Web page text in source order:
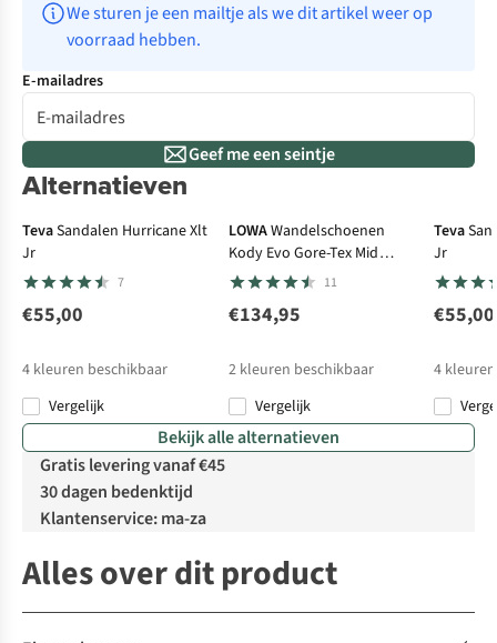
We sturen je een mailtje als we dit artikel weer op
voorraad hebben.
E-mailadres
Geef me een seintje
Alternatieven
TevaSandalen Hurricane Xlt
Jr
7
€55,00
4 kleuren beschikbaar
Vergelijk
LOWAWandelschoenen
Kody Evo Gore-Tex Mid
Junior
11
€134,95
2 kleuren beschikbaar
Vergelijk
Teva
Jr
€55,00
4
Bekijk alle alternatieven
Gratis levering vanaf €45
30 dagen bedenktijd
Klantenservice: ma-za
Alles over dit product